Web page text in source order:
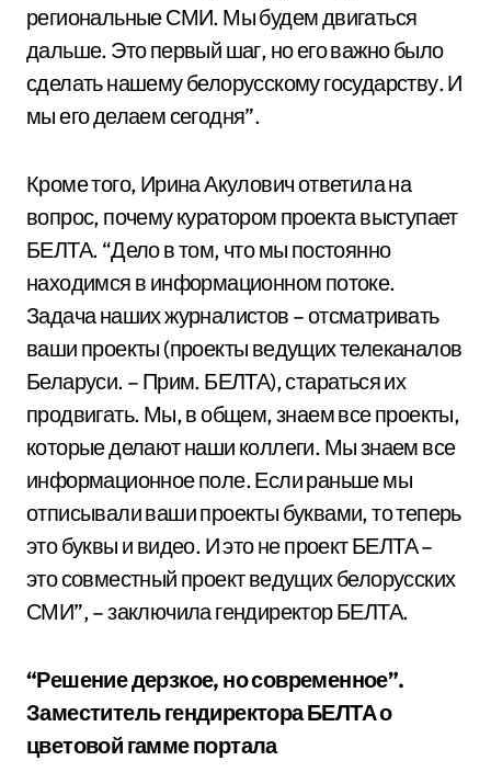
региональные СМИ. Мы будем двигаться
дальше. Это первый шаг, но его важно было
сделать нашему белорусскому государству. И
мы его делаем сегодня”.
Кроме того, Ирина Акулович ответила на
вопрос, почему куратором проекта выступает
БЕЛТА. “Дело в том, что мы постоянно
находимся в информационном потоке.
Задача наших журналистов – отсматривать
ваши проекты (проекты ведущих телеканалов
Беларуси. – Прим. БЕЛТА), стараться их
продвигать. Мы, в общем, знаем все проекты,
которые делают наши коллеги. Мы знаем все
информационное поле. Если раньше мы
отписывали ваши проекты буквами, то теперь
это буквы и видео. И это не проект БЕЛТА –
это совместный проект ведущих белорусских
СМИ”, – заключила гендиректор БЕЛТА.
“Решение дерзкое, но современное”.
Заместитель гендиректора БЕЛТА о
цветовой гамме портала